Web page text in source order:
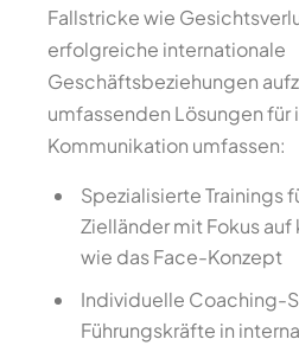
Fallstricke wie
erfolgreiche internationale
Geschäftsbeziehungen
umfassenden Lösungen für
Kommunikation umfassen:
Spezialisierte Trainings
Zielländer mit Fokus
wie das Face-Konzept
Individuelle Coaching-
Führungskräfte in